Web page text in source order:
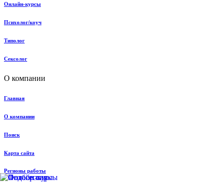
Онлайн-курсы
Психолог/коуч
Типолог
Сексолог
О компании
Главная
О компании
Поиск
Карта сайта
Регионы работы